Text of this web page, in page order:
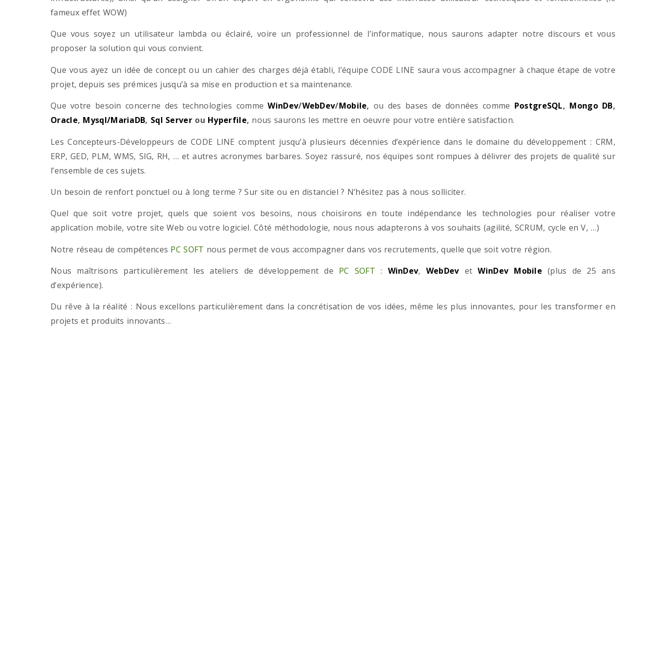
fameux effet WOW)
Que vous soyez un utilisateur lambda ou éclairé, voire un professionnel de l’informatique, nous saurons adapter notre discours et vous
proposer la solution qui vous convient.
Que vous ayez un idée de concept ou un cahier des charges déjà établi, l’équipe CODE LINE saura vous accompagner à chaque étape de votre
projet, depuis ses prémices jusqu’à sa mise en production et sa maintenance.
Que votre besoin concerne des technologies commeWinDev/WebDev/Mobile, ou des bases de données comme PostgreSQL, Mongo DB,
Oracle, Mysql/MariaDB, Sql Serverou Hyperfile, nous saurons les mettre en oeuvre pour votre entière satisfaction.
Les Concepteurs-Développeurs de CODE LINE comptent jusqu’à plusieurs décennies d’expérience dans le domaine du développement : CRM,
ERP, GED, PLM, WMS, SIG, RH, … et autres acronymes barbares. Soyez rassuré, nos équipes sont rompues à délivrer des projets de qualité sur
l’ensemble de ces sujets.
Un besoin de renfort ponctuel ou à long terme ? Sur site ou en distanciel ? N’hésitez pas à nous solliciter.
Quel que soit votre projet, quels que soient vos besoins, nous choisirons en toute indépendance les technologies pour réaliser votre
application mobile, votre site Web ou votre logiciel. Côté méthodologie, nous nous adapterons à vos souhaits (agilité, SCRUM, cycle en V, …)
Notre réseau de compétences PC SOFT nous permet de vous accompagner dans vos recrutements, quelle que soit votre région.
Nous maîtrisons particulièrement les ateliers de développement de PC SOFT : WinDev, WebDev et WinDev Mobile (plus de 25 ans
d’expérience).
Du rêve à la réalité : Nous excellons particulièrement dans la concrétisation de vos idées, même les plus innovantes, pour les transformer en
projets et produits innovants…